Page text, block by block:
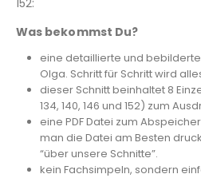
Was bekommst Du?
eine detaillierte und
Olga. Schritt für Schritt wird
dieser Schnitt beinhaltet 8
134, 140, 146 und 152) zum
eine PDF Datei zum
man die Datei am Besten
“über unsere Schnitte”.
kein Fachsimpeln, sondern